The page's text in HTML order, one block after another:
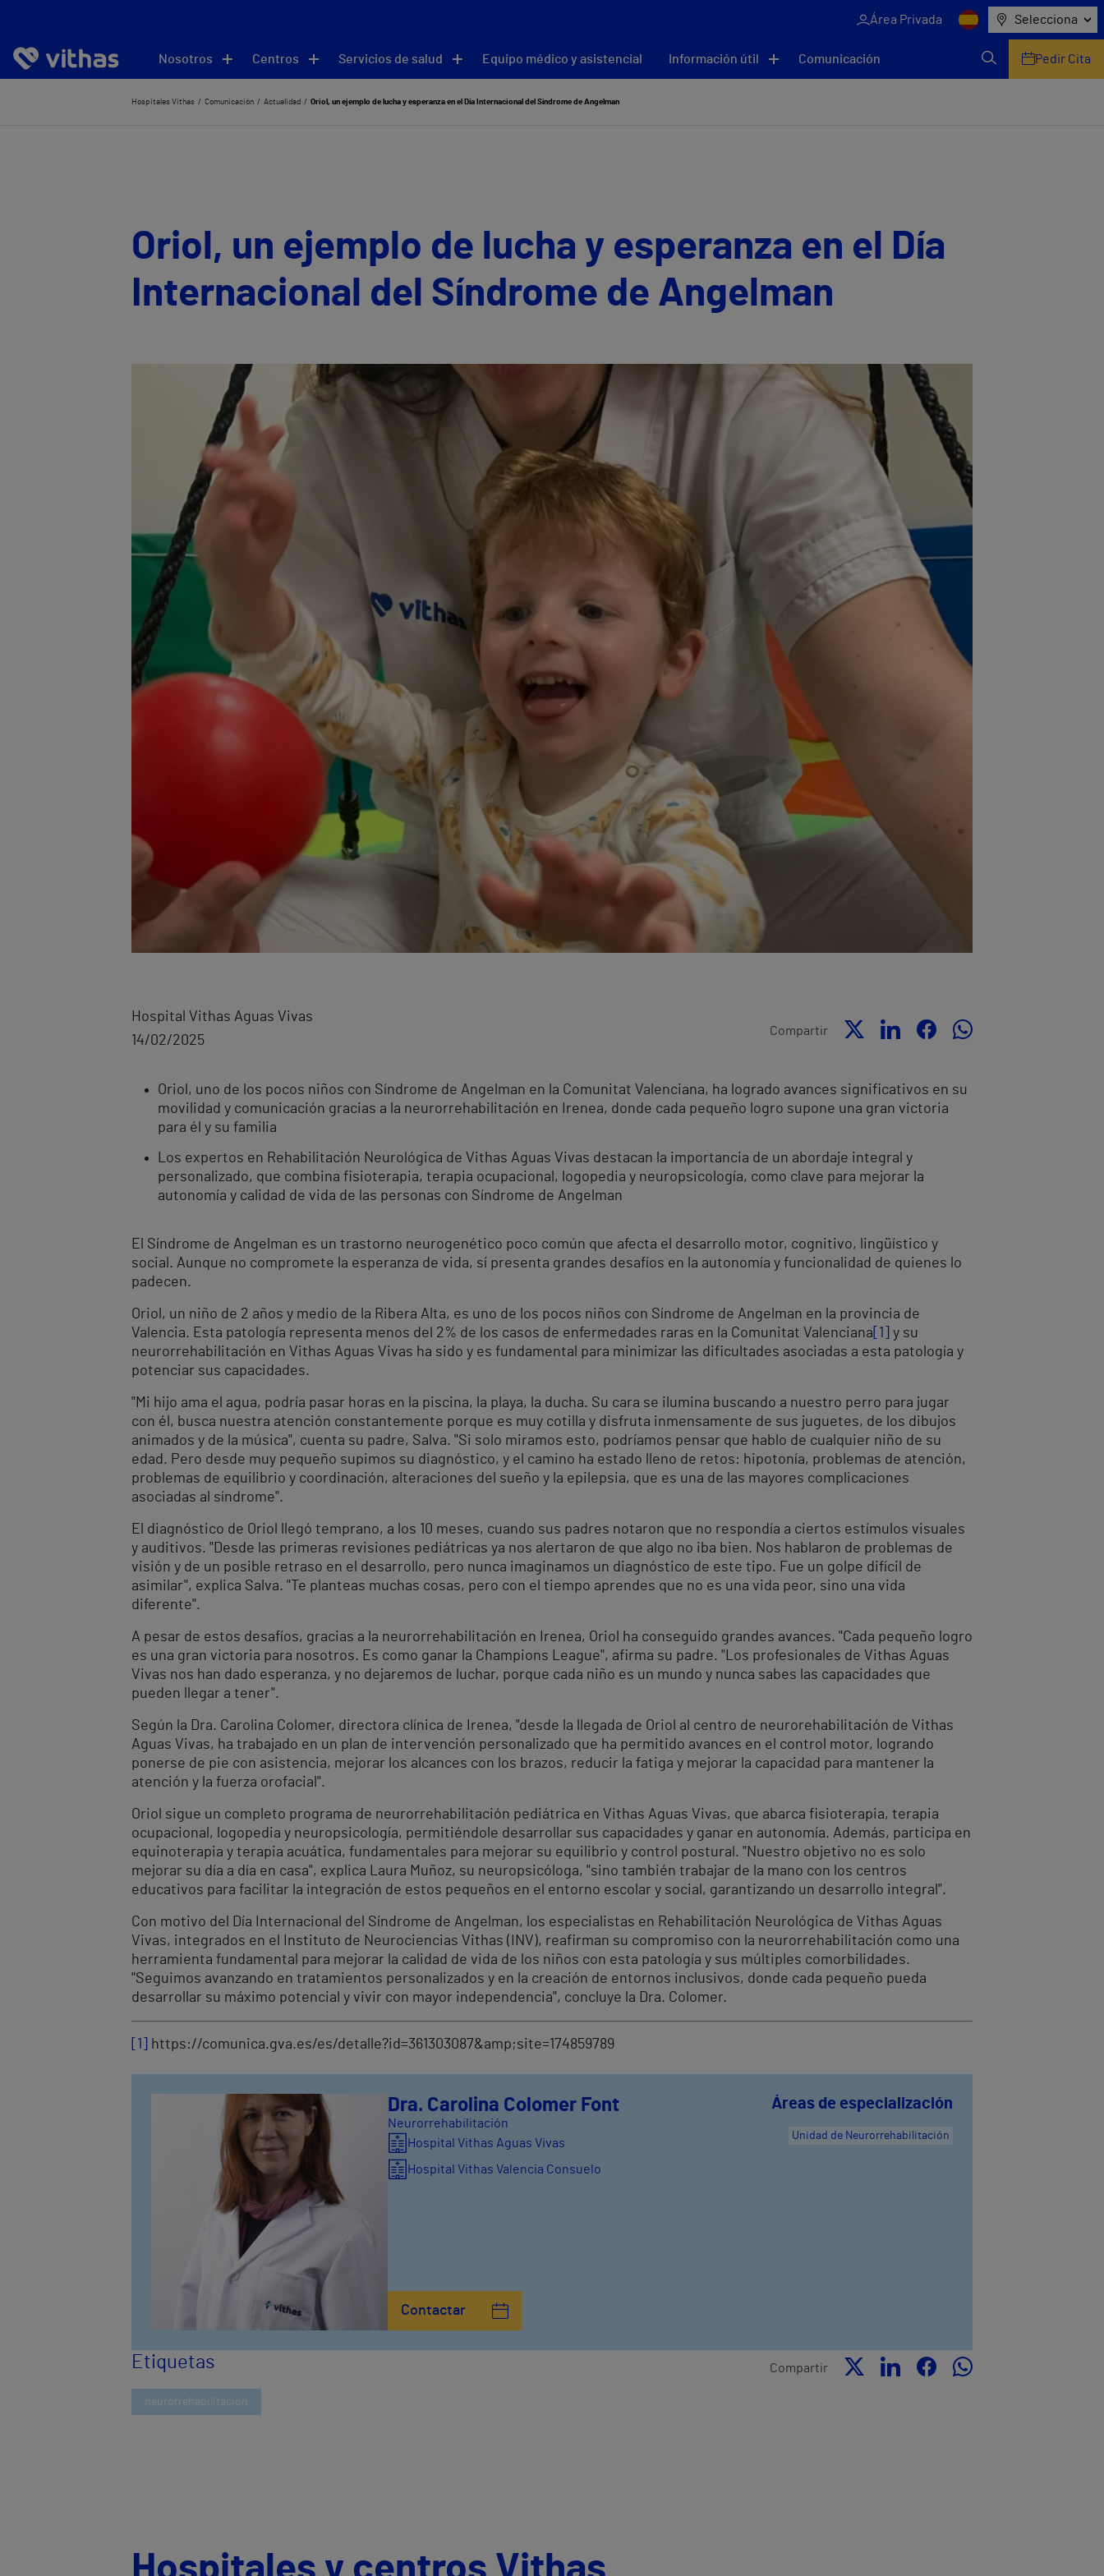
Área Privada Selecciona
Nosotros Centros Servicios de salud Equipo médico y asistencial Información útil Comunicación Pedir Cita
Hospitales Vithas Comunicación Actualidad Oriol, un ejemplo de lucha y esperanza en el Día Internacional del Síndrome de Angelman
Oriol, un ejemplo de lucha y esperanza en el Día
Internacional del Síndrome de Angelman
Hospital Vithas Aguas Vivas
14/02/2025
Compartir
Oriol, uno de los pocos niños con Síndrome de Angelman en la Comunitat Valenciana, ha logrado avances significativos en su
movilidad y comunicación gracias a la neurorrehabilitación en Irenea, donde cada pequeño logro supone una gran victoria
para él y su familia
Los expertos en Rehabilitación Neurológica de Vithas Aguas Vivas destacan la importancia de un abordaje integral y
personalizado, que combina fisioterapia, terapia ocupacional, logopedia y neuropsicología, como clave para mejorar la
autonomía y calidad de vida de las personas con Síndrome de Angelman
El Síndrome de Angelman es un trastorno neurogenético poco común que afecta el desarrollo motor, cognitivo, lingüístico y
social. Aunque no compromete la esperanza de vida, sí presenta grandes desafíos en la autonomía y funcionalidad de quienes lo
padecen.
Oriol, un niño de 2 años y medio de la Ribera Alta, es uno de los pocos niños con Síndrome de Angelman en la provincia de
Valencia. Esta patología representa menos del 2% de los casos de enfermedades raras en la Comunitat Valenciana [1]
y su
neurorrehabilitación en Vithas Aguas Vivas ha sido y es fundamental para minimizar las dificultades asociadas a esta patología y
potenciar sus capacidades.
"Mi hijo ama el agua, podría pasar horas en la piscina, la playa, la ducha. Su cara se ilumina buscando a nuestro perro para jugar
con él, busca nuestra atención constantemente porque es muy cotilla y disfruta inmensamente de sus juguetes, de los dibujos
animados y de la música", cuenta su padre, Salva. "Si solo miramos esto, podríamos pensar que hablo de cualquier niño de su
edad. Pero desde muy pequeño supimos su diagnóstico, y el camino ha estado lleno de retos: hipotonía, problemas de atención,
problemas de equilibrio y coordinación, alteraciones del sueño y la epilepsia, que es una de las mayores complicaciones
asociadas al síndrome".
El diagnóstico de Oriol llegó temprano, a los 10 meses, cuando sus padres notaron que no respondía a ciertos estímulos visuales
y auditivos. "Desde las primeras revisiones pediátricas ya nos alertaron de que algo no iba bien. Nos hablaron de problemas de
visión y de un posible retraso en el desarrollo, pero nunca imaginamos un diagnóstico de este tipo. Fue un golpe difícil de
asimilar", explica Salva. "Te planteas muchas cosas, pero con el tiempo aprendes que no es una vida peor, sino una vida
diferente".
A pesar de estos desafíos, gracias a la neurorrehabilitación en Irenea, Oriol ha conseguido grandes avances. "Cada pequeño logro
es una gran victoria para nosotros. Es como ganar la Champions League", afirma su padre. "Los profesionales de Vithas Aguas
Vivas nos han dado esperanza, y no dejaremos de luchar, porque cada niño es un mundo y nunca sabes las capacidades que
pueden llegar a tener".
Según la Dra. Carolina Colomer, directora clínica de Irenea, "desde la llegada de Oriol al centro de neurorehabilitación de Vithas
Aguas Vivas, ha trabajado en un plan de intervención personalizado que ha permitido avances en el control motor, logrando
ponerse de pie con asistencia, mejorar los alcances con los brazos, reducir la fatiga y mejorar la capacidad para mantener la
atención y la fuerza orofacial".
Oriol sigue un completo programa de neurorrehabilitación pediátrica en Vithas Aguas Vivas, que abarca fisioterapia, terapia
ocupacional, logopedia y neuropsicología, permitiéndole desarrollar sus capacidades y ganar en autonomía. Además, participa en
equinoterapia y terapia acuática, fundamentales para mejorar su equilibrio y control postural. "Nuestro objetivo no es solo
mejorar su día a día en casa", explica Laura Muñoz, su neuropsicóloga, "sino también trabajar de la mano con los centros
educativos para facilitar la integración de estos pequeños en el entorno escolar y social, garantizando un desarrollo integral".
Con motivo del Día Internacional del Síndrome de Angelman, los especialistas en Rehabilitación Neurológica de Vithas Aguas
Vivas, integrados en el Instituto de Neurociencias Vithas (INV), reafirman su compromiso con la neurorrehabilitación como una
herramienta fundamental para mejorar la calidad de vida de los niños con esta patología y sus múltiples comorbilidades.
"Seguimos avanzando en tratamientos personalizados y en la creación de entornos inclusivos, donde cada pequeño pueda
desarrollar su máximo potencial y vivir con mayor independencia", concluye la Dra. Colomer.
[1] https://comunica.gva.es/es/detalle?id=361303087&amp;site=174859789
Dra. Carolina Colomer Font
Neurorrehabilitación
Hospital Vithas Aguas Vivas
Hospital Vithas Valencia Consuelo
Contactar
Áreas de especialización
Unidad de Neurorrehabilitación
Compartir
Etiquetas
neurorrehabilitación